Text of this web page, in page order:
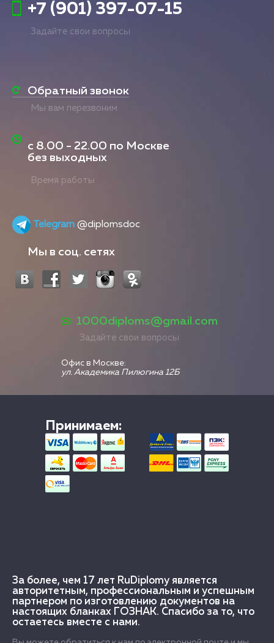
+7 (901) 397-07-15
Задайте свои вопросы
Обратный звонок
Мы вам перезвоним
с 8.00 - 22.00 по Москве
без выходных
Время работы
Telegram @diplomsdoc
Мы в соц. сетях
1000diploms@gmail.com
Задайте свои вопросы
Офис в Москве:
ул. Академика Пилюгина 12Б
Принимаем:
За более, чем 17 лет RuDiplomy является
авторитетным, профессиональным и успешным
партнером по изготовлению документов на
настоящих бланках ГОЗНАК. Спасибо за то, что
остаетесь вместе с нами.